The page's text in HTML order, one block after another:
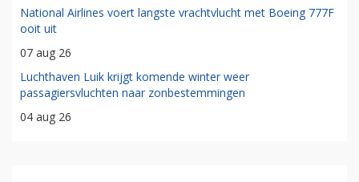
National Airlines voert langste vrachtvlucht met Boeing 777F
ooit uit
07 aug 26
Luchthaven Luik krijgt komende winter weer
passagiersvluchten naar zonbestemmingen
04 aug 26